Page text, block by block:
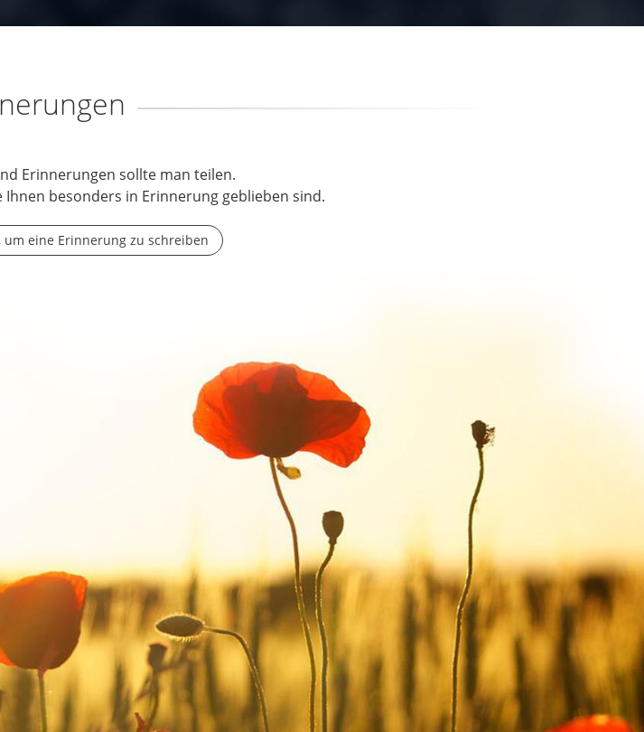
Erinnerungen sollte man teilen.
Ihnen besonders in Erinnerung geblieben sind.
eine Erinnerung zu schreiben